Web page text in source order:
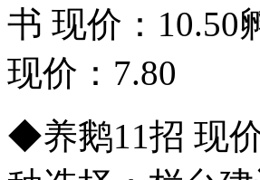
书 现价：10.50
现价：7.80
◆养鹅11招 现